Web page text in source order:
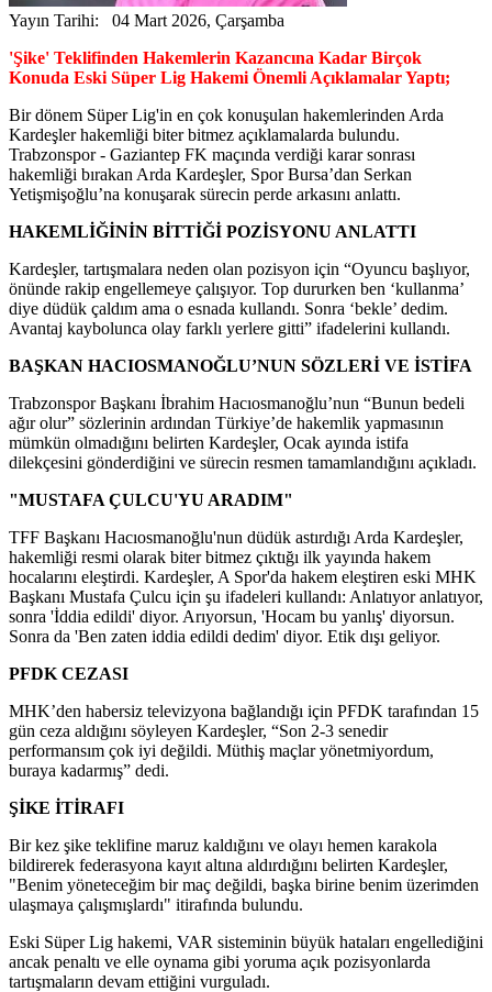
Yayın Tarihi: 04 Mart 2026, Çarşamba
'Şike' Teklifinden Hakemlerin Kazancına Kadar Birçok
Konuda Eski Süper Lig Hakemi Önemli Açıklamalar Yaptı;
Bir dönem Süper Lig'in en çok konuşulan hakemlerinden Arda
Kardeşler hakemliği biter bitmez açıklamalarda bulundu.
Trabzonspor - Gaziantep FK maçında verdiği karar sonrası
hakemliği bırakan Arda Kardeşler, Spor Bursa’dan Serkan
Yetişmişoğlu’na konuşarak sürecin perde arkasını anlattı.
HAKEMLİĞİNİN BİTTİĞİ POZİSYONU ANLATTI
Kardeşler, tartışmalara neden olan pozisyon için “Oyuncu başlıyor,
önünde rakip engellemeye çalışıyor. Top dururken ben ‘kullanma’
diye düdük çaldım ama o esnada kullandı. Sonra ‘bekle’ dedim.
Avantaj kaybolunca olay farklı yerlere gitti” ifadelerini kullandı.
BAŞKAN HACIOSMANOĞLU’NUN SÖZLERİ VE İSTİFA
Trabzonspor Başkanı İbrahim Hacıosmanoğlu’nun “Bunun bedeli
ağır olur” sözlerinin ardından Türkiye’de hakemlik yapmasının
mümkün olmadığını belirten Kardeşler, Ocak ayında istifa
dilekçesini gönderdiğini ve sürecin resmen tamamlandığını açıkladı.
"MUSTAFA ÇULCU'YU ARADIM"
TFF Başkanı Hacıosmanoğlu'nun düdük astırdığı Arda Kardeşler,
hakemliği resmi olarak biter bitmez çıktığı ilk yayında hakem
hocalarını eleştirdi. Kardeşler, A Spor'da hakem eleştiren eski MHK
Başkanı Mustafa Çulcu için şu ifadeleri kullandı: Anlatıyor anlatıyor,
sonra 'İddia edildi' diyor. Arıyorsun, 'Hocam bu yanlış' diyorsun.
Sonra da 'Ben zaten iddia edildi dedim' diyor. Etik dışı geliyor.
PFDK CEZASI
MHK’den habersiz televizyona bağlandığı için PFDK tarafından 15
gün ceza aldığını söyleyen Kardeşler, “Son 2-3 senedir
performansım çok iyi değildi. Müthiş maçlar yönetmiyordum,
buraya kadarmış” dedi.
ŞİKE İTİRAFI
Bir kez şike teklifine maruz kaldığını ve olayı hemen karakola
bildirerek federasyona kayıt altına aldırdığını belirten Kardeşler,
"Benim yöneteceğim bir maç değildi, başka birine benim üzerimden
ulaşmaya çalışmışlardı" itirafında bulundu.
Eski Süper Lig hakemi, VAR sisteminin büyük hataları engellediğini
ancak penaltı ve elle oynama gibi yoruma açık pozisyonlarda
tartışmaların devam ettiğini vurguladı.